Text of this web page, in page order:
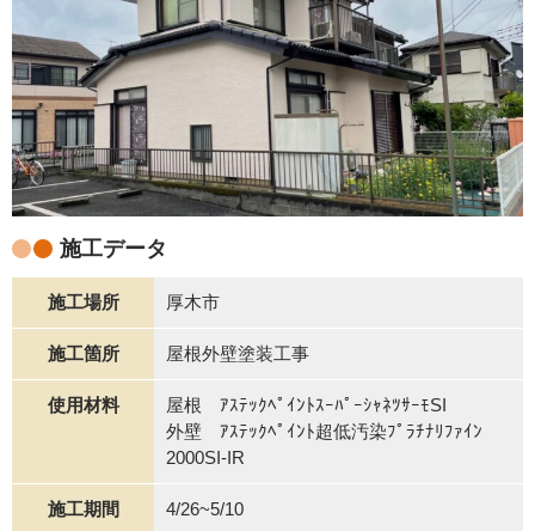
施工データ
施工場所 厚木市
施工箇所 屋根外壁塗装工事
使用材料
屋根 ｱｽﾃｯｸﾍﾟｲﾝﾄｽｰﾊﾟｰｼｬﾈﾂｻｰﾓSI
外壁 ｱｽﾃｯｸﾍﾟｲﾝﾄ超低汚染ﾌﾟﾗﾁﾅﾘﾌｧｲﾝ
2000SI-IR
施工期間 4/26~5/10